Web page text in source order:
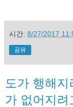
시간: 8/27/2017
공유
도가 행해
가 없어지려